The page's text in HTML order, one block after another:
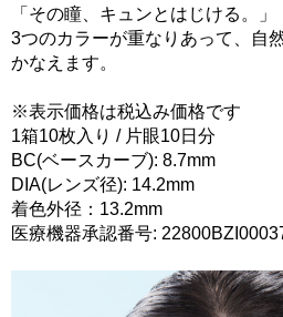
「その瞳、キュンとはじける。」
3つのカラーが重なりあって、自
かなえます。
※表示価格は税込み価格です
1箱10枚入り / 片眼10日分
BC(ベースカーブ): 8.7mm
DIA(レンズ径): 14.2mm
着色外径：13.2mm
医療機器承認番号: